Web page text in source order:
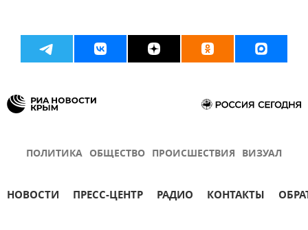
ПОЛИТИКА ОБЩЕСТВО ПРОИСШЕСТВИЯ ВИЗУАЛ
НОВОСТИ ПРЕСС-ЦЕНТР РАДИО КОНТАКТЫ